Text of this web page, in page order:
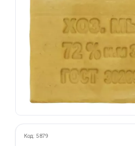
Код: 5879
График платежей
%
Добавляйте товары
в корзину